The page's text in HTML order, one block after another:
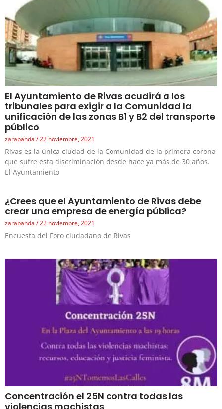
El Ayuntamiento de Rivas acudirá a los
tribunales para exigir a la Comunidad la
unificación de las zonas B1 y B2 del transporte
público
zarabanda 22 noviembre, 2021
Rivas es la única ciudad de la Comunidad de la primera corona
que sufre esta discriminación desde hace ya más de 30 años.
El Ayuntamiento
¿Crees que el Ayuntamiento de Rivas debe
crear una empresa de energía pública?
zarabanda 22 noviembre, 2021
Encuesta del Foro ciudadano de Rivas
Concentración el 25N contra todas las
violencias machistas